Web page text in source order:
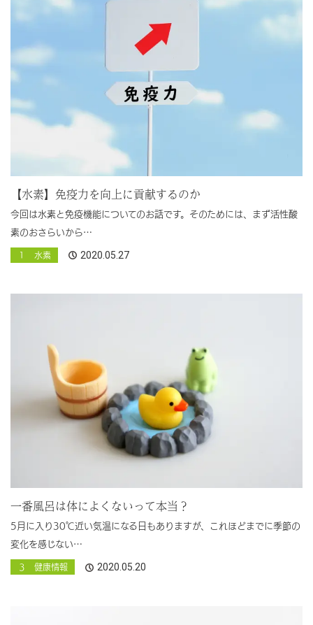
【水素】免疫力を向上に貢献するのか
今回は水素と免疫機能についてのお話です。そのためには、まず活性酸
素のおさらいから…
１ 水素 2020.05.27
一番風呂は体によくないって本当？
5月に入り30℃近い気温になる日もありますが、これほどまでに季節の
変化を感じない…
３ 健康情報 2020.05.20